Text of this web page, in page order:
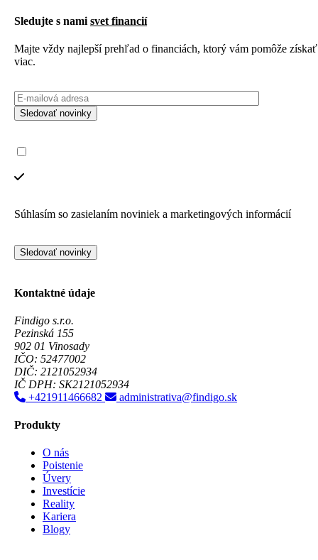
Sledujte s nami svet financií
Majte vždy najlepší prehľad o financiách, ktorý vám pomôže získať
viac.
Sledovať novinky
Súhlasím so zasielaním noviniek a marketingových informácií
Sledovať novinky
Kontaktné údaje
Findigo s.r.o.
Pezinská 155
902 01 Vinosady
IČO: 52477002
DIČ: 2121052934
IČ DPH: SK2121052934
+421911466682
administrativa@findigo.sk
Produkty
O nás
Poistenie
Úvery
Investície
Reality
Kariera
Blogy